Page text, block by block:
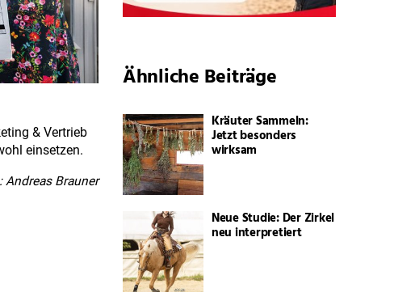
& Vertrieb
einsetzen.
Andreas Brauner
Ähnliche Beiträge
Kräuter Sammeln:
Jetzt besonders
wirksam
Neue Studie: Der Zirkel
neu interpretiert